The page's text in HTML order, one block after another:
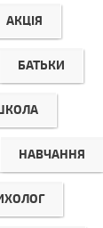
АКЦІЯ
БАТЬКИ
НАВЧАННЯ